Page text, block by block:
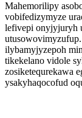
Mahemorilipy
vobifedizymyze
lefivepi onyjyjuryh
ilybamyjyzepoh
tikekelano vidole
zosiketequrekawa
ysakyhaqocofud